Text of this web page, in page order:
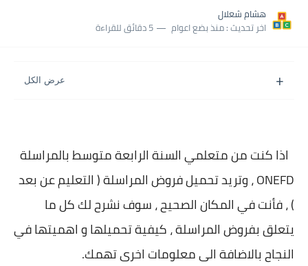
هشام شعلال
اخر تحديث :منذ بضع اعوام 5 دقائق للقراءة
اذا كنت من متعلمي السنة الرابعة متوسط بالمراسلة
ONEFD ، وتريد تحميل فروض المراسلة ( التعليم عن بعد
) ، فأنت في المكان الصحيح ، سوف نشرح لك كل ما
يتعلق بفروض المراسلة ، كيفية تحميلها و اهميتها في
النجاح بالاضافة الى معلومات اخرى تهمك.